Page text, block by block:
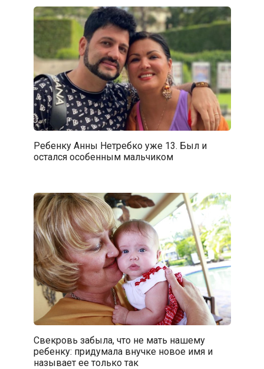
Ребенку Анны Нетребко уже 13. Был и
остался особенным мальчиком
Свекровь забыла, что не мать нашему
ребенку: придумала внучке новое имя и
называет ее только так